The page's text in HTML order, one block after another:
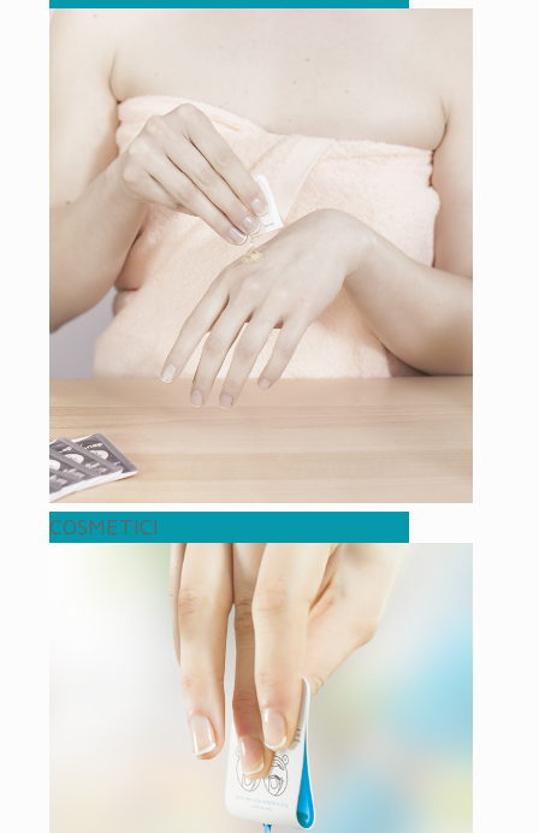
COSMETICI